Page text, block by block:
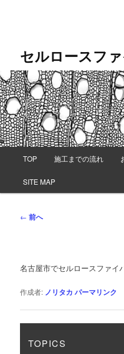
ン
ツ
へ
移
動
セルロースフ
TOP 施工までの流れ
SITE MAP
投
ゲ
シ
← 前へ
名古屋市でセルロースファイ
作成者: ノリタカ パーマリンク
TOPICS